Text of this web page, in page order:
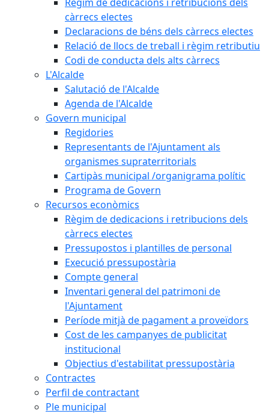
càrrecs electes
Declaracions de béns dels càrrecs electes
Relació de llocs de treball i règim retributiu
Codi de conducta dels alts càrrecs
L'Alcalde
Salutació de l'Alcalde
Agenda de l'Alcalde
Govern municipal
Regidories
Representants de l'Ajuntament als
organismes supraterritorials
Cartipàs municipal /organigrama polític
Programa de Govern
Recursos econòmics
Règim de dedicacions i retribucions dels
càrrecs electes
Pressupostos i plantilles de personal
Execució pressupostària
Compte general
Inventari general del patrimoni de
l'Ajuntament
Període mitjà de pagament a proveïdors
Cost de les campanyes de publicitat
institucional
Objectius d'estabilitat pressupostària
Contractes
Perfil de contractant
Ple municipal